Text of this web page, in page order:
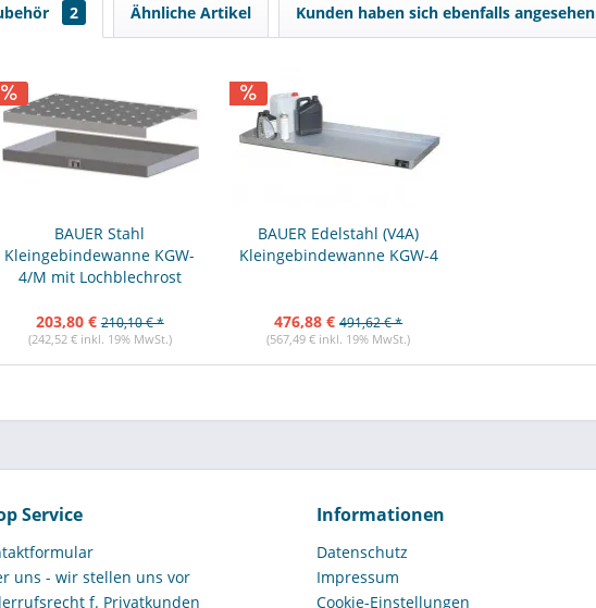
2 Ähnliche Artikel Kunden haben sich ebenfalls angesehen
BAUER Stahl
Kleingebindewanne KGW-
4/M mit Lochblechrost
203,80 € 210,10 € *
(242,52 € inkl. 19% MwSt.)
BAUER Edelstahl (V4A)
Kleingebindewanne KGW-4
476,88 € 491,62 € *
(567,49 € inkl. 19% MwSt.)
Service
uns - wir stellen uns vor
f. Privatkunden
Informationen
Datenschutz
Impressum
Cookie-Einstellungen